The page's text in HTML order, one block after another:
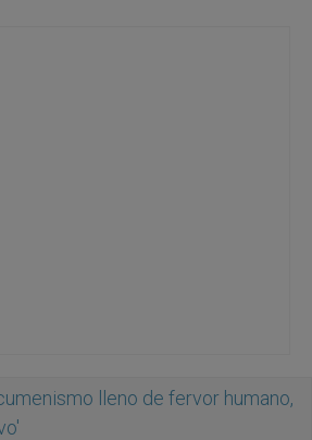
lleno de fervor humano,